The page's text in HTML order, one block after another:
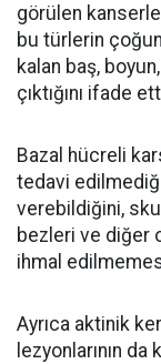
görülen
bu türlerin
kalan baş,
çıktığını ifade
Bazal hücreli
tedavi
verebildiğini,
bezleri ve diğer
ihmal
Ayrıca aktinik
lezyonlarının